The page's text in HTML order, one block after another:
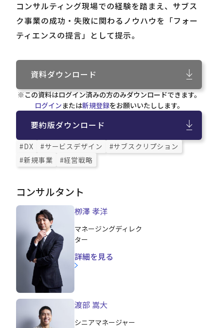
EN
JP
コンサルティング現場での経験を踏まえ、サブス
ク事業の成功・失敗に関わるノウハウを「フォー
ティエンスの提言」として提示。
資料ダウンロード
※この資料はログイン済みの方のみダウンロードできます。
ログインまたは新規登録をお願いいたしします。
要約版ダウンロード
#DX #サービスデザイン
#サブスクリプション
#新規事業
#経営戦略
コンサルタント
栁澤 孝洋
マネージングディレク
ター
詳細を見る
渡部 嵩大
シニアマネージャー